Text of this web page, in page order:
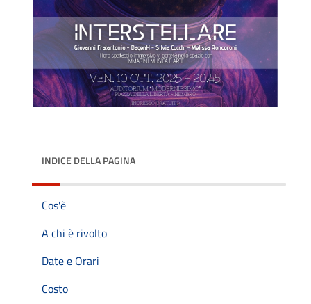
INDICE DELLA PAGINA
Cos'è
A chi è rivolto
Date e Orari
Costo